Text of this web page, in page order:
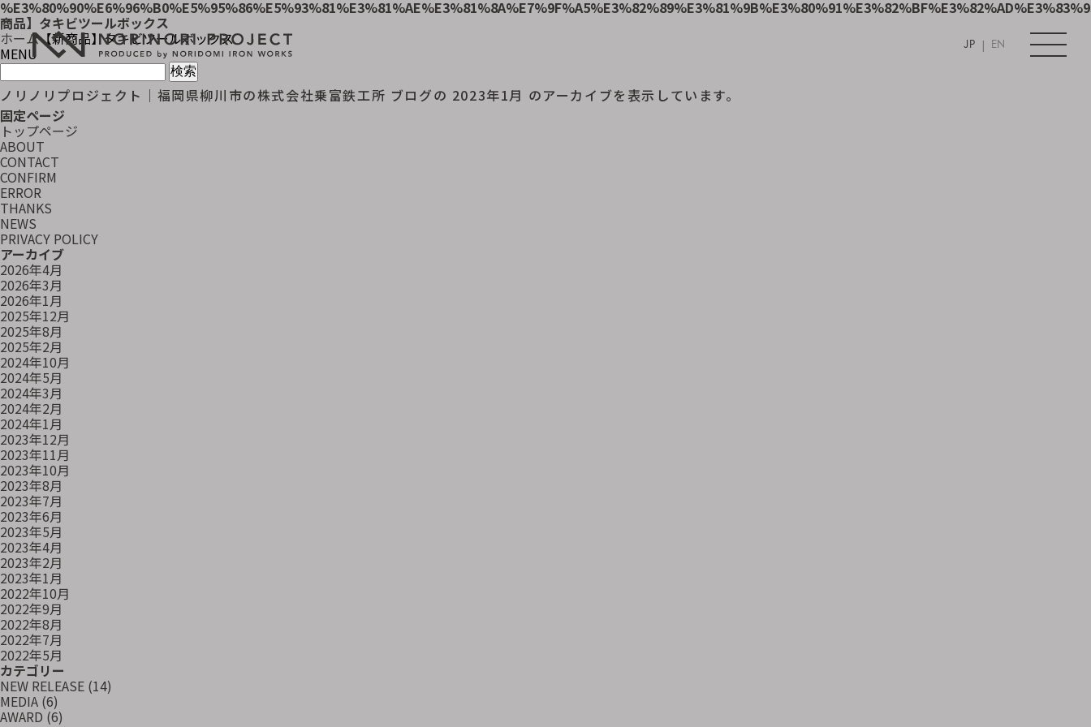
JP | EN
商品】タキビツールボックス
ホーム【新商品】タキビツールボックス
MENU
検
索:
ノリノリプロジェクト｜福岡県柳川市の株式会社乗富鉄工所 ブログの 2023年1月 のアーカイブを表示しています。
固定ページ
トップページ
ABOUT
CONTACT
CONFIRM
ERROR
THANKS
NEWS
PRIVACY POLICY
アーカイブ
2026年4月
2026年3月
2026年1月
2025年12月
2025年8月
2025年2月
2024年10月
2024年5月
2024年3月
2024年2月
2024年1月
2023年12月
2023年11月
2023年10月
2023年8月
2023年7月
2023年6月
2023年5月
2023年4月
2023年2月
2023年1月
2022年10月
2022年9月
2022年8月
2022年7月
2022年5月
カテゴリー
NEW RELEASE (14)
MEDIA (6)
AWARD (6)